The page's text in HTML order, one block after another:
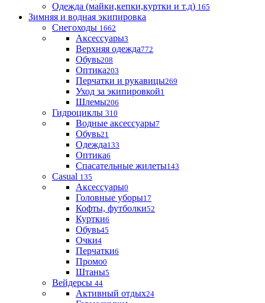
Одежда (майки,кепки,куртки и т.д) 165
Зимняя и водная экипировка
Снегоходы 1662
Аксессуары3
Верхняя одежда772
Обувь208
Оптика203
Перчатки и рукавицы269
Уход за экипировкой1
Шлемы206
Гидроциклы 310
Водные аксессуары7
Обувь21
Одежда133
Оптика6
Спасательные жилеты143
Casual 135
Аксессуары0
Головные уборы17
Кофты, футболки52
Куртки6
Обувь45
Очки4
Перчатки6
Промо0
Штаны5
Вейдерсы 44
Активный отдых24